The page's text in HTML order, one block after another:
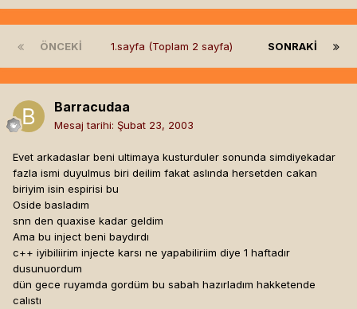
ÖNCEKI SONRAKI
1.sayfa (Toplam 2 sayfa)
Barracudaa
Mesaj tarihi: Şubat 23, 2003
Evet arkadaslar beni ultimaya kusturduler sonunda simdiyekadar
fazla ismi duyulmus biri deilim fakat aslında hersetden cakan
biriyim isin espirisi bu
Oside basladım
snn den quaxise kadar geldim
Ama bu inject beni baydırdı
c++ iyibiliirim injecte karsı ne yapabiliriim diye 1 haftadır
dusunuordum
dün gece ruyamda gordüm bu sabah hazırladım hakketende
calıstı